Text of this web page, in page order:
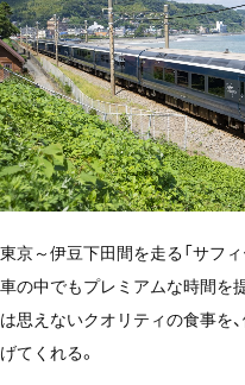
東京～伊豆下田間を走る「サフ
車の中でもプレミアムな時間を
は思えないクオリティの食事を
げてくれる。